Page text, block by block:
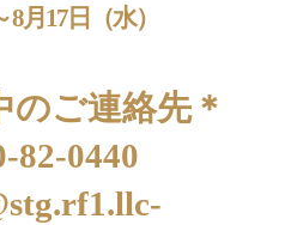
月17日（水）
のご連絡先＊
82-0440